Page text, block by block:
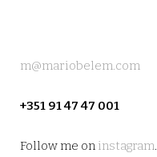
m@mariobelem.com
+351 91 47 47 001
Follow me on instagram.